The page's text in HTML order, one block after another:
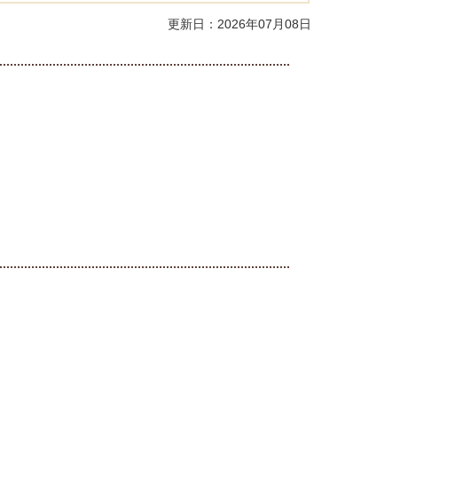
更新日：2026年07月08日